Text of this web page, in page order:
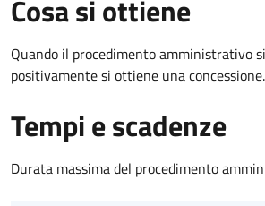
Cosa si ottiene
Quando il procedimento amministrativo
positivamente si ottiene una concessione.
Tempi e scadenze
Durata massima del procedimento